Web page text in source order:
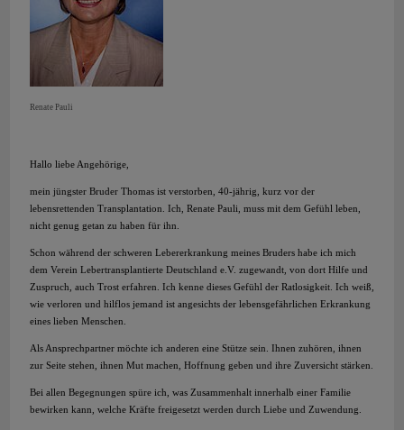
Renate Pauli
Hallo liebe Angehörige,
mein jüngster Bruder Thomas ist verstorben, 40-jährig, kurz vor der
lebensrettenden Transplantation. Ich, Renate Pauli, muss mit dem Gefühl leben,
nicht genug getan zu haben für ihn.
Schon während der schweren Lebererkrankung meines Bruders habe ich mich
dem Verein Lebertransplantierte Deutschland e.V. zugewandt, von dort Hilfe und
Zuspruch, auch Trost erfahren. Ich kenne dieses Gefühl der Ratlosigkeit. Ich weiß,
wie verloren und hilflos jemand ist angesichts der lebensgefährlichen Erkrankung
eines lieben Menschen.
Als Ansprechpartner möchte ich anderen eine Stütze sein. Ihnen zuhören, ihnen
zur Seite stehen, ihnen Mut machen, Hoffnung geben und ihre Zuversicht stärken.
Bei allen Begegnungen spüre ich, was Zusammenhalt innerhalb einer Familie
bewirken kann, welche Kräfte freigesetzt werden durch Liebe und Zuwendung.